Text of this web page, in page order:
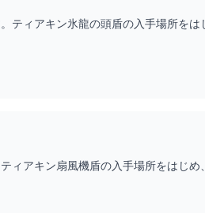
ティアキン氷龍の頭盾の入手場所をは
ィアキン扇風機盾の入手場所をはじめ